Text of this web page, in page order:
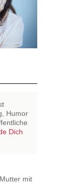
Humor
Dich
mit